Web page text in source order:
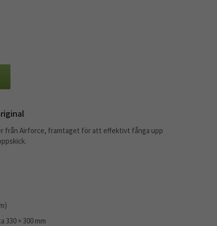
från Airforce, framtaget för att effektivt fånga upp
330 × 300 mm